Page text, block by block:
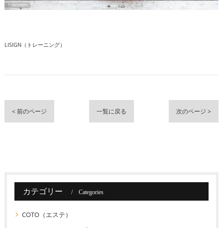
LISIGN（トレーニング）
< 前のページ 一覧に戻る 次のページ >
カテゴリー Categories
COTO（エステ）